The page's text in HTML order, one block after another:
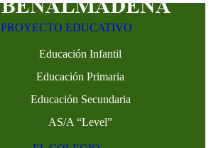
PROYECTO EDUCATIVO
Educación Infantil
Educación Primaria
Educación Secundaria
AS/A “Level”